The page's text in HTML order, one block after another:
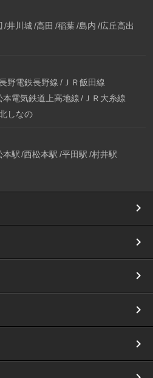
井川城 高田 稲葉 島内 広丘高出
野電鉄長野線 ＪＲ飯田線
本電気鉄道上高地線
ＪＲ大糸線
しなの
本駅 西松本駅 平田駅 村井駅